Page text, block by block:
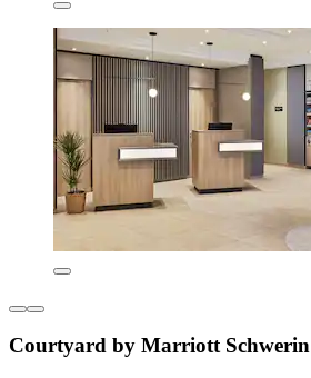
Courtyard by Marriott Schwerin